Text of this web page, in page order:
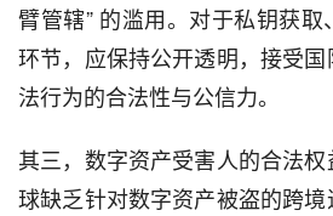
臂管辖” 的滥用。对于私钥获
环节，应保持公开透明，接受
法行为的合法性与公信力。
其三，数字资产受害人的合法
球缺乏针对数字资产被盗的跨